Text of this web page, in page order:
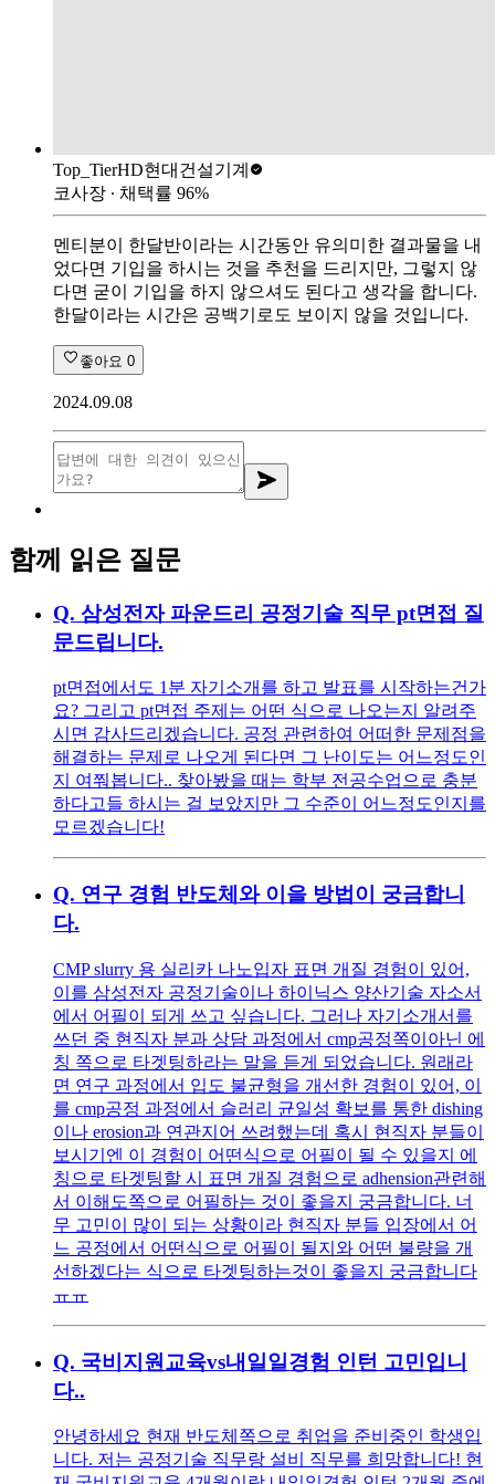
Top_TierHD현대건설기계
코사장 ∙ 채택률 96%
멘티분이 한달반이라는 시간동안 유의미한 결과물을 내
었다면 기입을 하시는 것을 추천을 드리지만, 그렇지 않
다면 굳이 기입을 하지 않으셔도 된다고 생각을 합니다.
한달이라는 시간은 공백기로도 보이지 않을 것입니다.
좋아요 0
2024.09.08
함께 읽은 질문
Q. 삼성전자 파운드리 공정기술 직무 pt면접 질
문드립니다.
pt면접에서도 1분 자기소개를 하고 발표를 시작하는건가
요? 그리고 pt면접 주제는 어떤 식으로 나오는지 알려주
시면 감사드리겠습니다. 공정 관련하여 어떠한 문제점을
해결하는 문제로 나오게 된다면 그 난이도는 어느정도인
지 여쭤봅니다.. 찾아봤을 때는 학부 전공수업으로 충분
하다고들 하시는 걸 보았지만 그 수준이 어느정도인지를
모르겠습니다!
Q. 연구 경험 반도체와 이을 방법이 궁금합니
다.
CMP slurry 용 실리카 나노입자 표면 개질 경험이 있어,
이를 삼성전자 공정기술이나 하이닉스 양산기술 자소서
에서 어필이 되게 쓰고 싶습니다. 그러나 자기소개서를
쓰던 중 현직자 분과 상담 과정에서 cmp공정쪽이아닌 에
칭 쪽으로 타겟팅하라는 말을 듣게 되었습니다. 원래라
면 연구 과정에서 입도 불균형을 개선한 경험이 있어, 이
를 cmp공정 과정에서 슬러리 균일성 확보를 통한 dishing
이나 erosion과 연관지어 쓰려했는데 혹시 현직자 분들이
보시기엔 이 경험이 어떤식으로 어필이 될 수 있을지 에
칭으로 타겟팅할 시 표면 개질 경험으로 adhension관련해
서 이해도쪽으로 어필하는 것이 좋을지 궁금합니다. 너
무 고민이 많이 되는 상황이라 현직자 분들 입장에서 어
느 공정에서 어떤식으로 어필이 될지와 어떤 불량을 개
선하겠다는 식으로 타겟팅하는것이 좋을지 궁금합니다
ㅠㅠ
Q. 국비지원교육vs내일일경험 인턴 고민입니
다..
안녕하세요 현재 반도체쪽으로 취업을 준비중인 학생입
니다. 저는 공정기술 직무랑 설비 직무를 희망합니다! 현